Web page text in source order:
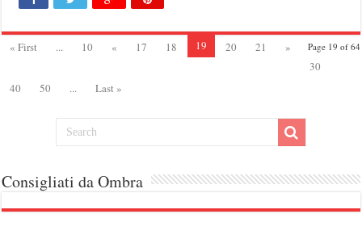
Page 19 of 64
« First ... 10 « 17 18 19 20 21
»
30
40
50 ... Last »
Consigliati da Ombra